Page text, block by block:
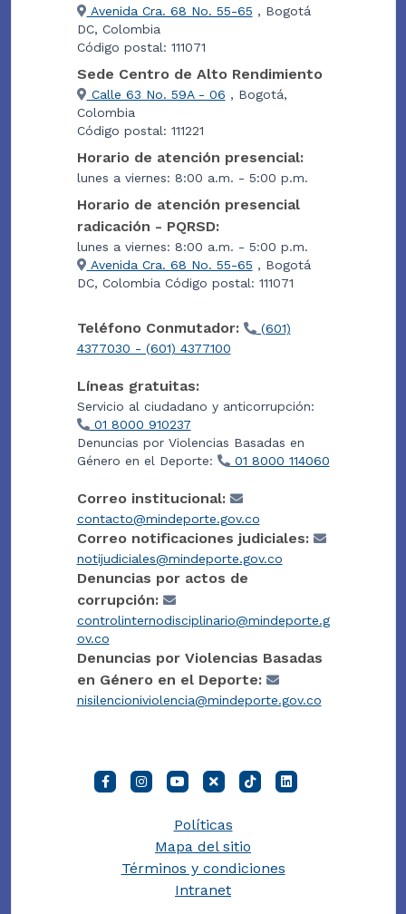
Avenida Cra. 68 No. 55-65 , Bogotá
DC, Colombia
Código postal: 111071
Sede Centro de Alto Rendimiento
Calle 63 No. 59A - 06 , Bogotá,
Colombia
Código postal: 111221
Horario de atención presencial:
lunes a viernes: 8:00 a.m. - 5:00 p.m.
Horario de atención presencial
radicación - PQRSD:
lunes a viernes: 8:00 a.m. - 5:00 p.m.
Avenida Cra. 68 No. 55-65 , Bogotá
DC, Colombia Código postal: 111071
Teléfono Conmutador:
(601)
4377030 - (601) 4377100
Líneas gratuitas:
Servicio al ciudadano y anticorrupción:
01 8000 910237
Denuncias por Violencias Basadas en
Género en el Deporte:
01 8000 114060
Correo institucional:
contacto@mindeporte.gov.co
Correo notificaciones judiciales:
notijudiciales@mindeporte.gov.co
Denuncias por actos de
corrupción:
controlinternodisciplinario@mindeporte.g
ov.co
Denuncias por Violencias Basadas
en Género en el Deporte:
nisilencioniviolencia@mindeporte.gov.co
Políticas
Mapa del sitio
Términos y condiciones
Intranet